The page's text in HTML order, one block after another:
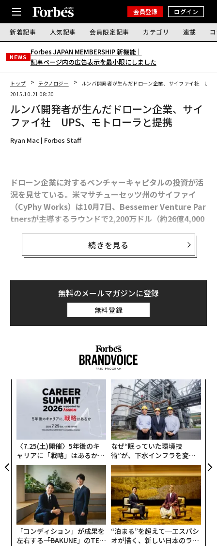
会員登録 ログイン
新着記事 人気記事 会員限定記事 カテゴリ 連載
NEWS
Forbes JAPAN MEMBERSHIP 新機能｜
記事ページ内の広告表示を最小限にしました
トップ テクノロジー
ルンバ開発者が生んだドローン企業、サイファイ社 UPS
2015.10.21 08:30
ルンバ開発者が生んだドローン企業、サイ
ファイ社 UPS、モトローラと提携
Ryan Mac | Forbes Staff
ドローン企業に対するベンチャーキャピタルの投資が活
況を見せている。米マサチューセッツ州のサイファイ
（CyPhy Works）は10月7日、Bessemer Venture Par
tnersが主導するラウンドで2,200万ドル（約26億4,000
万円）を調達したと発表した。
ルンバで知られる iRobotの共同創業者であるヘレン・
0万ドル（約36億円）を調達している。2013年11月に実
施された前回ラウンドでは、Lux Capitalから700万ドル
（約8億4,000万円）を調達し、今年6月にはクラウドフ
ァンディングのKickstarterで6つのローターを搭載した
モデル、「LVL 1 Drone」のキャンペーンを実施し、約9
グレイナーは「新規の株主とは戦略的パートナーシップ
を結び、公共安全、建設、農業、ジャーナリズム、採
掘、防衛などの領域にもドローンを展開させていきた
い」とのコメントを発表した。新たに加わった株主に
は、貨物運送会社UPSの投資部門であるUPS Strategic E
nterprise Fundと、通信機器メーカーのモトローラ・ソ
リューションズの戦略的投資部門であるモトローラ・ソ
リューションズ・ベンチャー・キャピタルが含まれる。
続きを見る
無料のメールマガジンに登録
無料登録
〈7.25(土)開催〉5年後のキ
ャリアに「戦略」はあるか。
トップエグゼクティブのキャ
リアに触れる1日│CAREER S
UMMIT 2026
なぜ“眠っていた環境技
術”が、下水インフラを変え
たのか──産総研×月島JFE
アクアソリューションの10年
「コンディション」が成果を
左右する――「BAKUNE」のTEN
“泊まる”を超えて─エスパシ
オが描く、新しい日本のラグ